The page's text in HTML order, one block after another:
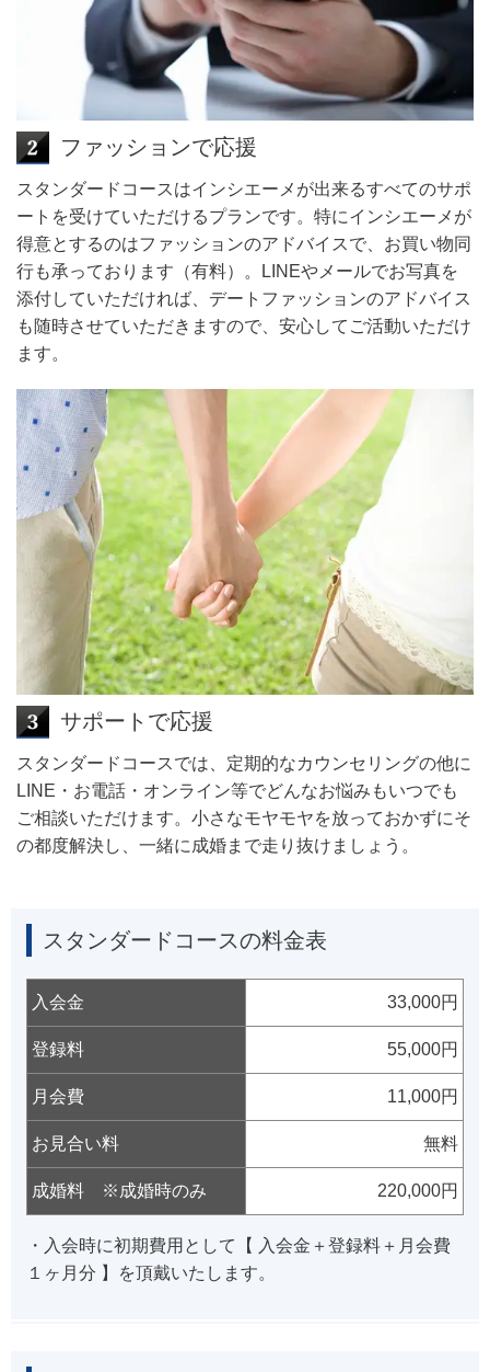
ファッションで応援
スタンダードコースはインシエーメが出来るすべてのサポ
ートを受けていただけるプランです。特にインシエーメが
得意とするのはファッションのアドバイスで、お買い物同
行も承っております（有料）。LINEやメールでお写真を
添付していただければ、デートファッションのアドバイス
も随時させていただきますので、安心してご活動いただけ
ます。
サポートで応援
スタンダードコースでは、定期的なカウンセリングの他に
LINE・お電話・オンライン等でどんなお悩みもいつでも
ご相談いただけます。小さなモヤモヤを放っておかずにそ
の都度解決し、一緒に成婚まで走り抜けましょう。
スタンダードコースの料金表
入会金 33,000円
登録料 55,000円
月会費 11,000円
お見合い料 無料
成婚料 ※成婚時のみ 220,000円
・入会時に初期費用として【 入会金＋登録料＋月会費
１ヶ月分 】を頂戴いたします。